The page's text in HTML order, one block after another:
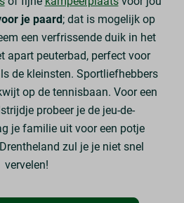
je paard; dat is mogelijk op
een verfrissende duik in het
apart peuterbad, perfect voor
de kleinsten. Sportliefhebbers
op de tennisbaan. Voor een
probeer je de jeu-de-
je familie uit voor een potje
zul je je niet snel
vervelen!